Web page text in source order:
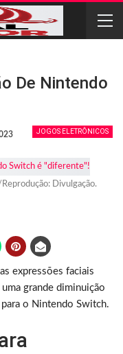
De Nintendo
JOGOS ELETRÔNICOS
Divulgação.
expressões faciais
grande diminuição
o Nintendo Switch.